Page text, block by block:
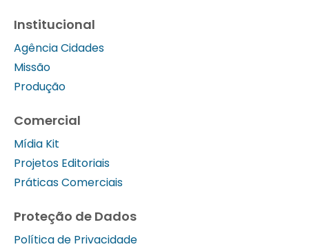
Institucional
Agência Cidades
Missão
Produção
Comercial
Mídia Kit
Projetos Editoriais
Práticas Comerciais
Proteção de Dados
Política de Privacidade